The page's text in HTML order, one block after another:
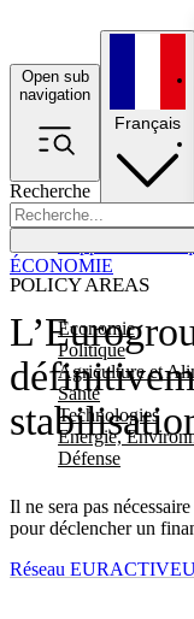
Open sub
navigation
Recherche
POLICY AREAS
Economie
Politique
Agriculture et
Santé
Technologies
Energie,
Défense
Français
Il ne sera pas
pour déclencher un
ÉCONOMIE
Réseau EURACTIV